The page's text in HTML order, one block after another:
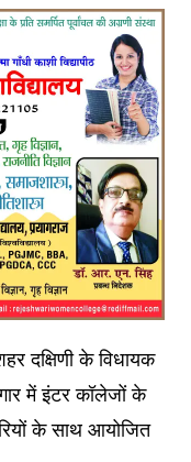
दक्षिणी के विधायक
में इंटर कॉलेजों के
के साथ आयोजित